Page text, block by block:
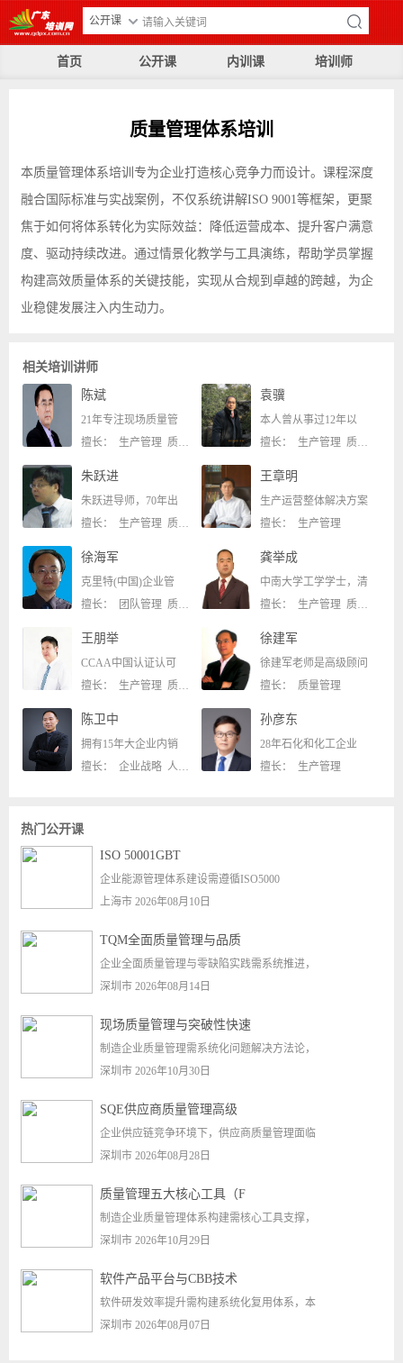
公开课
首页 公开课 内训课 培训师
质量管理体系培训
本质量管理体系培训专为企业打造核心竞争力而设计。课程深度
融合国际标准与实战案例，不仅系统讲解ISO 9001等框架，更聚
焦于如何将体系转化为实际效益：降低运营成本、提升客户满意
度、驱动持续改进。通过情景化教学与工具演练，帮助学员掌握
构建高效质量体系的关键技能，实现从合规到卓越的跨越，为企
业稳健发展注入内生动力。
相关培训讲师
陈斌
21年专注现场质量管
擅长： 生产管理 质量管理
袁骥
本人曾从事过12年以
擅长： 生产管理 质量管理
朱跃进
朱跃进导师，70年出
擅长： 生产管理 质量管理
王章明
生产运营整体解决方案
擅长： 生产管理
徐海军
克里特(中国)企业管
擅长： 团队管理 质量管理
龚举成
中南大学工学学士，清
擅长： 生产管理 质量管理
王朋举
CCAA中国认证认可
擅长： 生产管理 质量管理
徐建军
徐建军老师是高级顾问
擅长： 质量管理
陈卫中
拥有15年大企业内销
擅长： 企业战略 人力资源
孙彦东
28年石化和化工企业
擅长： 生产管理
热门公开课
ISO 50001GBT
企业能源管理体系建设需遵循ISO5000
上海市 2026年08月10日
TQM全面质量管理与品质
企业全面质量管理与零缺陷实践需系统推进，
深圳市 2026年08月14日
现场质量管理与突破性快速
制造企业质量管理需系统化问题解决方法论，
深圳市 2026年10月30日
SQE供应商质量管理高级
企业供应链竞争环境下，供应商质量管理面临
深圳市 2026年08月28日
质量管理五大核心工具（F
制造企业质量管理体系构建需核心工具支撑，
深圳市 2026年10月29日
软件产品平台与CBB技术
软件研发效率提升需构建系统化复用体系，本
深圳市 2026年08月07日